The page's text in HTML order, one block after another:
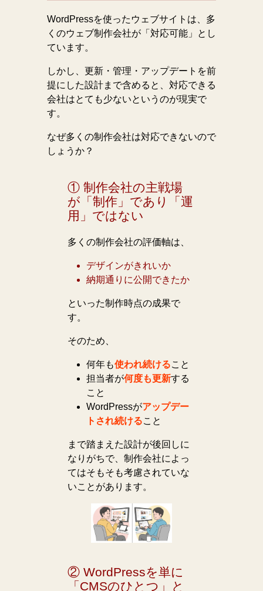
WordPressを使ったウェブサイトは、多
くのウェブ制作会社が「対応可能」とし
ています。
しかし、更新・管理・アップデートを前
提にした設計まで含めると、対応できる
会社はとても少ないというのが現実で
す。
なぜ多くの制作会社は対応できないので
しょうか？
① 制作会社の主戦場
が「制作」であり「運
用」ではない
多くの制作会社の評価軸は、
デザインがきれいか
納期通りに公開できたか
といった制作時点の成果で
す。
そのため、
何年も使われ続けること
担当者が何度も更新する
こと
WordPressがアップデー
トされ続けること
まで踏まえた設計が後回しに
なりがちで、制作会社によっ
てはそもそも考慮されていな
いことがあります。
② WordPressを単に
「CMSのひとつ」と